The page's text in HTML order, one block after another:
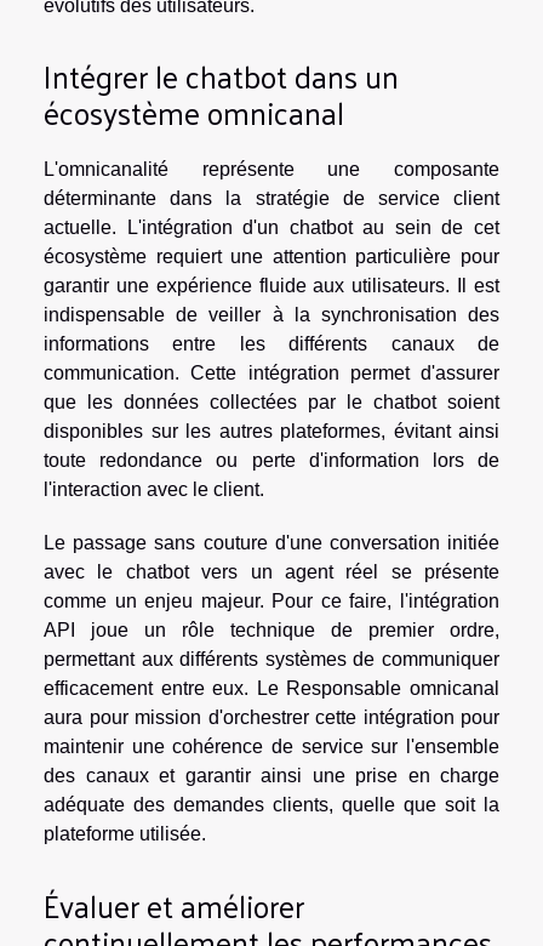
évolutifs des utilisateurs.
Intégrer le chatbot dans un
écosystème omnicanal
L'omnicanalité représente une composante
déterminante dans la stratégie de service client
actuelle. L'intégration d'un chatbot au sein de cet
écosystème requiert une attention particulière pour
garantir une expérience fluide aux utilisateurs. Il est
indispensable de veiller à la synchronisation des
informations entre les différents canaux de
communication. Cette intégration permet d'assurer
que les données collectées par le chatbot soient
disponibles sur les autres plateformes, évitant ainsi
toute redondance ou perte d'information lors de
l'interaction avec le client.
Le passage sans couture d'une conversation initiée
avec le chatbot vers un agent réel se présente
comme un enjeu majeur. Pour ce faire, l'intégration
API joue un rôle technique de premier ordre,
permettant aux différents systèmes de communiquer
efficacement entre eux. Le Responsable omnicanal
aura pour mission d'orchestrer cette intégration pour
maintenir une cohérence de service sur l'ensemble
des canaux et garantir ainsi une prise en charge
adéquate des demandes clients, quelle que soit la
plateforme utilisée.
Évaluer et améliorer